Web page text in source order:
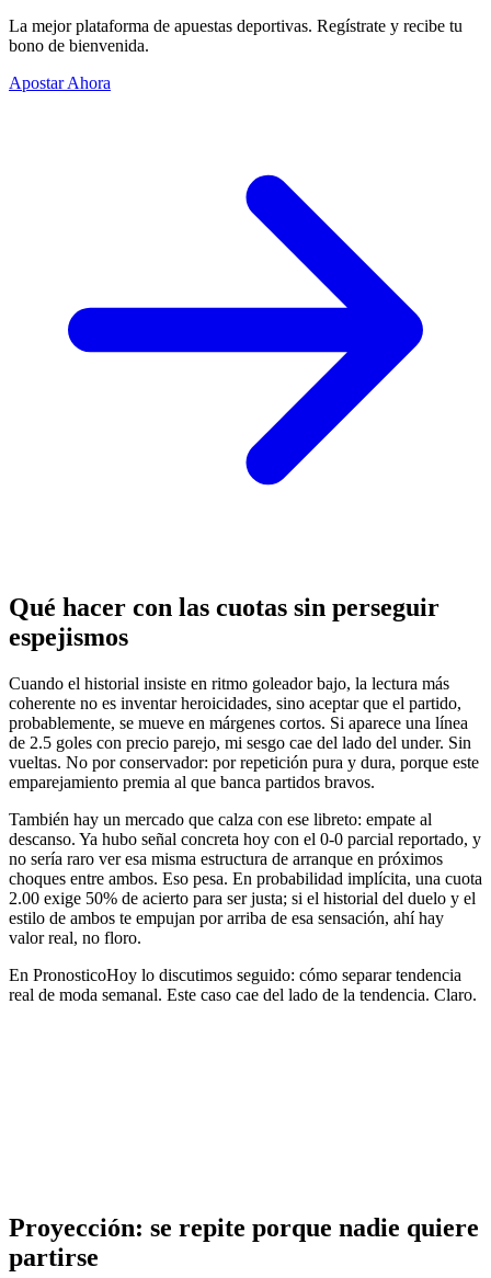
La mejor plataforma de apuestas deportivas. Regístrate y recibe tu
bono de bienvenida.
Apostar Ahora
Qué hacer con las cuotas sin perseguir
espejismos
Cuando el historial insiste en ritmo goleador bajo, la lectura más
coherente no es inventar heroicidades, sino aceptar que el partido,
probablemente, se mueve en márgenes cortos. Si aparece una línea
de 2.5 goles con precio parejo, mi sesgo cae del lado del under. Sin
vueltas. No por conservador: por repetición pura y dura, porque este
emparejamiento premia al que banca partidos bravos.
También hay un mercado que calza con ese libreto: empate al
descanso. Ya hubo señal concreta hoy con el 0-0 parcial reportado, y
no sería raro ver esa misma estructura de arranque en próximos
choques entre ambos. Eso pesa. En probabilidad implícita, una cuota
2.00 exige 50% de acierto para ser justa; si el historial del duelo y el
estilo de ambos te empujan por arriba de esa sensación, ahí hay
valor real, no floro.
En PronosticoHoy lo discutimos seguido: cómo separar tendencia
real de moda semanal. Este caso cae del lado de la tendencia. Claro.
Proyección: se repite porque nadie quiere
partirse